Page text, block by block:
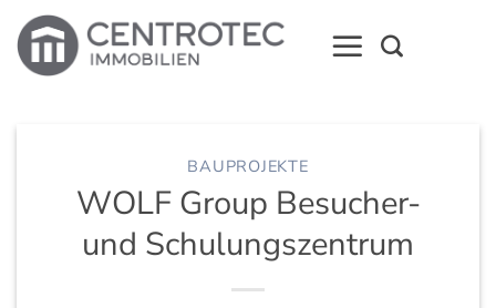
Zum
Inhalt
BAUPROJEKTE
WOLF Group Besucher-
und Schulungszentrum